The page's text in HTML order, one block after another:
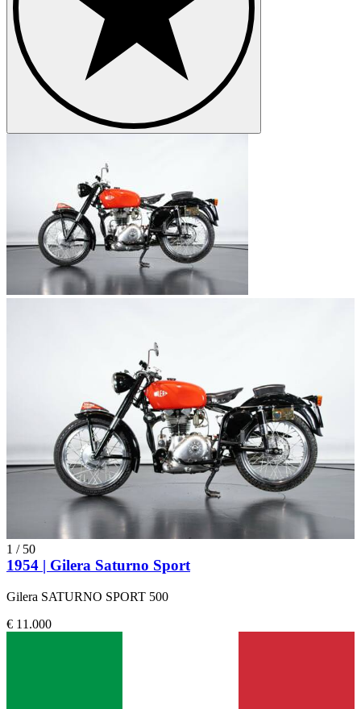
1 / 50
1954 | Gilera Saturno Sport
Gilera SATURNO SPORT 500
€ 11.000